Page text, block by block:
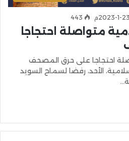
443
متواصلة احتجاجا
احتجاجا على حرق المصحف
الأحد، رفضا لسماح السويد